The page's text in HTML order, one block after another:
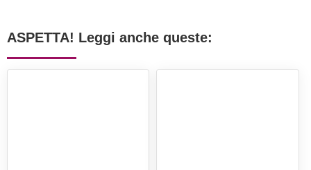
ASPETTA! Leggi anche queste: